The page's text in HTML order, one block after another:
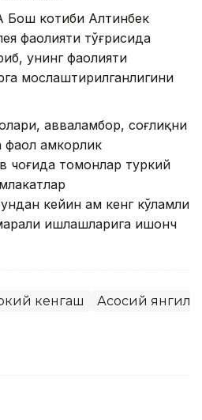
Бош котиби Алтинбек
фаолияти тўғрисида
унинг фаолияти
мослаштирилганлигини
авваламбор, соғлиқни
ҳамкорлик
чоғида томонлар туркий
кейин ҳам кенг кўламли
ишлашларига ишонч
кенгаш Асосий